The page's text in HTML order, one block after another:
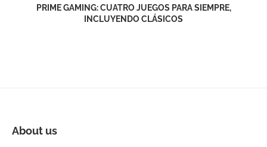
PRIME GAMING: CUATRO JUEGOS PARA SIEMPRE,
INCLUYENDO CLÁSICOS
About us